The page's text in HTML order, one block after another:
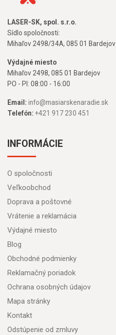
LASER-SK, spol. s.r.o.
Sídlo spoločnosti:
Mihaľov 2498/34A, 085 01 Bardejov
Výdajné miesto
Mihaľov 2498, 085 01 Bardejov
PO - PI: 08:00 - 16:00
Email: info@masiarskenaradie.sk
Telefón: +421 917 230 451
INFORMÁCIE
O spoločnosti
Veľkoobchod
Doprava a poštovné
Vrátenie a reklamácia
Výdajné miesto
Blog
Obchodné podmienky
Reklamačný poriadok
Ochrana osobných údajov
Mapa stránky
Kontakt
Odstúpenie od zmluvy